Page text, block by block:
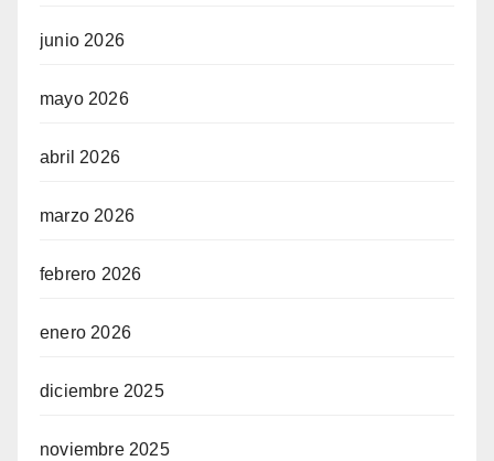
junio 2026
mayo 2026
abril 2026
marzo 2026
febrero 2026
enero 2026
diciembre 2025
noviembre 2025